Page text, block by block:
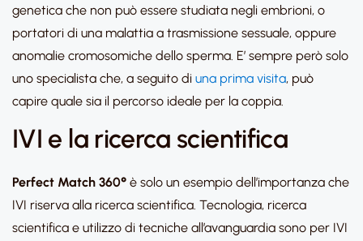
genetica che non può essere studiata negli embrioni, o
portatori di una malattia a trasmissione sessuale, oppure
anomalie cromosomiche dello sperma. E’ sempre però solo
uno specialista che, a seguito di una prima visita, può
capire quale sia il percorso ideale per la coppia.
IVI e la ricerca scientifica
Perfect Match 360° è solo un esempio dell’importanza che
IVI riserva alla ricerca scientifica. Tecnologia, ricerca
scientifica e utilizzo di tecniche all’avanguardia sono per IVI